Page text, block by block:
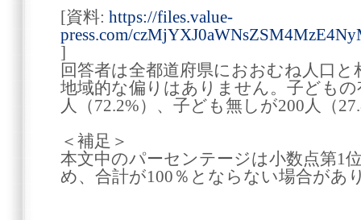
[資料: https://files.value-
press.com/
]
回答者は全都道府県におおむね人口
地域的な偏りはありません。子ども
人（72.2%）、子ども無しが200人（
＜補足＞
本文中のパーセンテージは小数点第1
め、合計が100％とならない場合があ